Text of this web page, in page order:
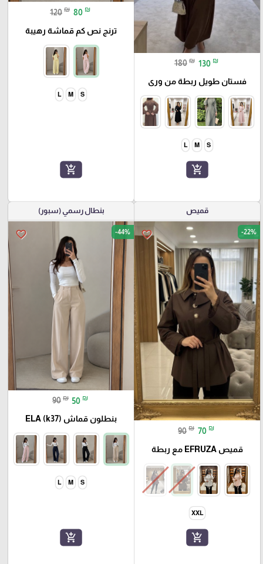
180 ₪ 130 ₪
فستان طويل ربطة من ورى
S
M
L
add_shopping_cart
120 ₪ 80 ₪
ترنج نص كم قماشة رهيبة
S
M
L
add_shopping_cart
قميص
favorite_border -22%
90 ₪ 70 ₪
قميص EFRUZA مع ربطة
XXL
add_shopping_cart
بنطال رسمي (سبور)
favorite_border -44%
90 ₪ 50 ₪
بنطلون قماش ELA (k37)
S
M
L
add_shopping_cart